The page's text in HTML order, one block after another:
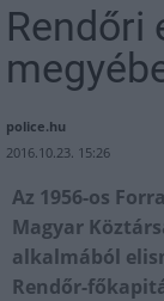
Rendőri
police.hu
2016.10.23. 15:26
Az 1956-os
Magyar
alkalmából
Rendőr-